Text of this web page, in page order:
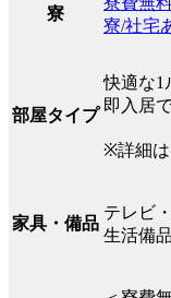
寮
寮/社宅
部屋タイプ
快適な1
即入居
※詳細は
家具・備品
テレビ
生活備